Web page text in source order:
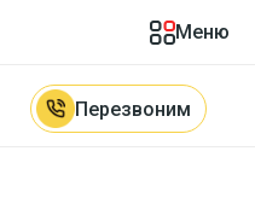
Меню
Перезвоним
от поликлиники